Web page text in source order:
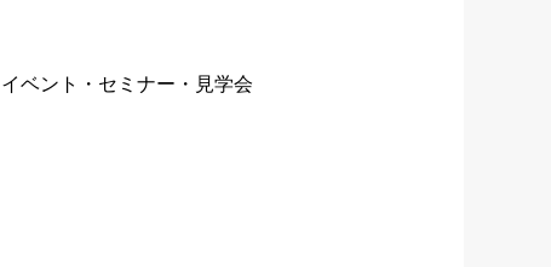
イベント・セミナー・見学会